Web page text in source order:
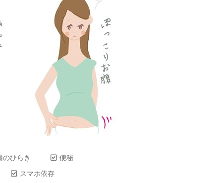
のひらき
便秘
スマホ依存